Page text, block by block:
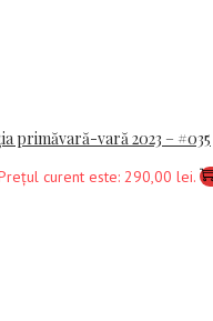
primăvară-vară 2023 – #035
curent este: 290,00 lei.